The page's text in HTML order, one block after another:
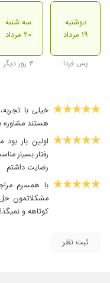
دوشنبه
۱۹ مرداد
پس فردا
سه شنبه
۲۰ مرداد
۳ روز دیگر
خیلی با
هستند
اولین بار
رفتار بسیار
رضایت داشتم
با همسرم
مشکلاتمون
کوتاهه و
ثبت نظر